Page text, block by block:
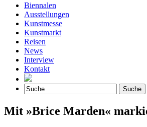
Biennalen
Ausstellungen
Kunstmesse
Kunstmarkt
Reisen
News
Interview
Kontakt
Mit »Brice Marden«